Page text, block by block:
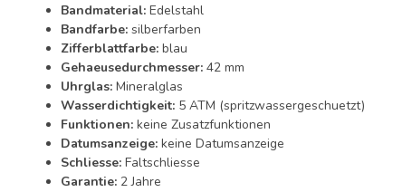
Bandmaterial: Edelstahl
Bandfarbe: silberfarben
Zifferblattfarbe: blau
Gehaeusedurchmesser: 42 mm
Uhrglas: Mineralglas
Wasserdichtigkeit: 5 ATM (spritzwassergeschuetzt)
Funktionen: keine Zusatzfunktionen
Datumsanzeige: keine Datumsanzeige
Schliesse: Faltschliesse
Garantie: 2 Jahre